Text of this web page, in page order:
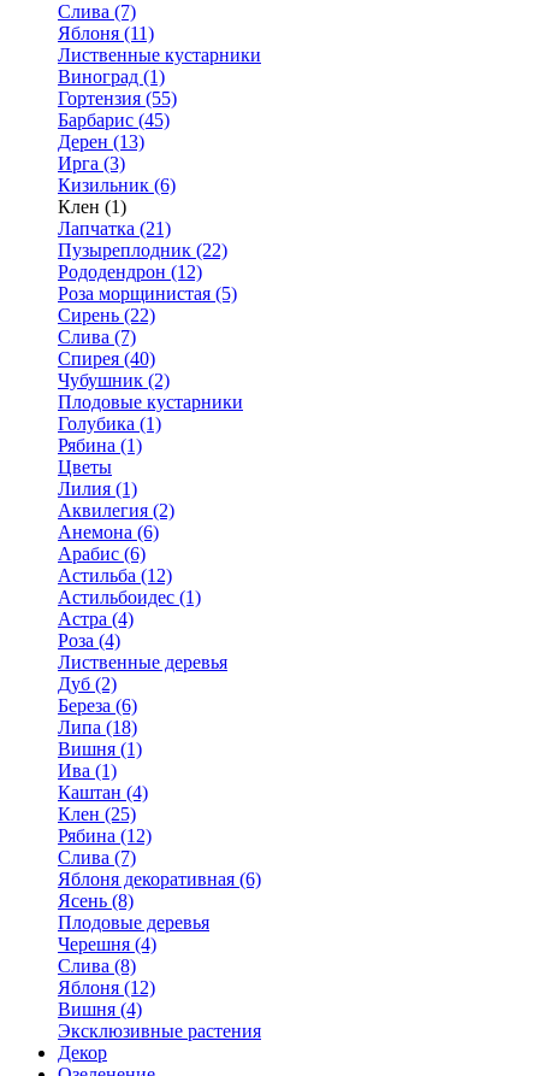
Слива (7)
Яблоня (11)
Лиственные кустарники
Виноград (1)
Гортензия (55)
Барбарис (45)
Дерен (13)
Ирга (3)
Кизильник (6)
Клен (1)
Лапчатка (21)
Пузыреплодник (22)
Рододендрон (12)
Роза морщинистая (5)
Сирень (22)
Слива (7)
Спирея (40)
Чубушник (2)
Плодовые кустарники
Голубика (1)
Рябина (1)
Цветы
Лилия (1)
Аквилегия (2)
Анемона (6)
Арабис (6)
Астильба (12)
Астильбоидес (1)
Астра (4)
Роза (4)
Лиственные деревья
Дуб (2)
Береза (6)
Липа (18)
Вишня (1)
Ива (1)
Каштан (4)
Клен (25)
Рябина (12)
Слива (7)
Яблоня декоративная (6)
Ясень (8)
Плодовые деревья
Черешня (4)
Слива (8)
Яблоня (12)
Вишня (4)
Эксклюзивные растения
Декор